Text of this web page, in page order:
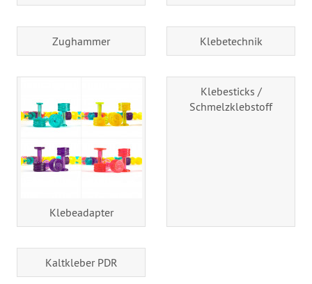
Zughammer Klebetechnik
Klebeadapter
Klebesticks /
Schmelzklebstoff
Kaltkleber PDR